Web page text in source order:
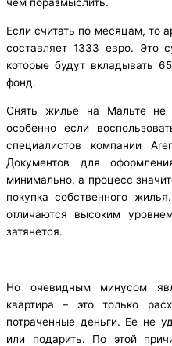
чем поразмыслить.
Если считать по месяцам, то
составляет 1333 евро. Это
которые будут вкладывать
фонд.
Снять жилье на Мальте не
особенно если
специалистов компании
Документов для
минимально, а процесс
покупка собственного
отличаются высоким
затянется.
Но очевидным минусом
квартира – это только
потраченные деньги. Ее не
или подарить. По этой